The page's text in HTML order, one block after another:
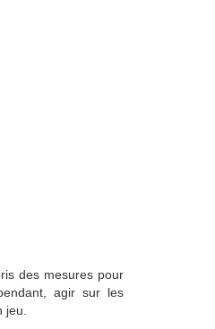
des mesures pour
agir sur les